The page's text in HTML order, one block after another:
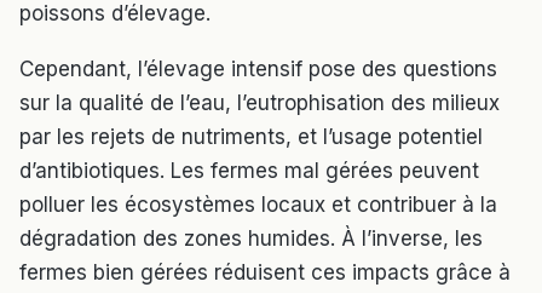
poissons d’élevage.
Cependant, l’élevage intensif pose des questions
sur la qualité de l’eau, l’eutrophisation des milieux
par les rejets de nutriments, et l’usage potentiel
d’antibiotiques. Les fermes mal gérées peuvent
polluer les écosystèmes locaux et contribuer à la
dégradation des zones humides. À l’inverse, les
fermes bien gérées réduisent ces impacts grâce à